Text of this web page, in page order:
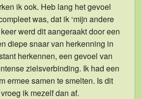
ik ook. Heb lang het gevoel
was, dat ik ‘mijn andere
keer werd dit aangeraakt door een
diepe snaar van herkenning in
herkennen, een gevoel van
zielsverbinding. Ik had een
ermee samen te smelten. Is dit
ik mezelf dan af.